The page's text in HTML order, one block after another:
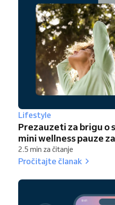
Lifestyle
Prezauzeti za brigu o
mini wellness pauze
2.5 min za čitanje
Pročitajte članak